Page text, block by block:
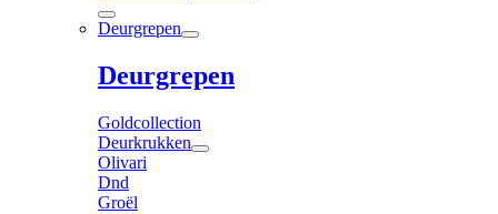
Deurgrepen
Deurgrepen
Goldcollection
Deurkrukken
Olivari
Dnd
Groël